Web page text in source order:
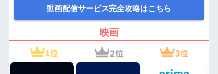
動画配信サービス完全攻略はこちら
映画